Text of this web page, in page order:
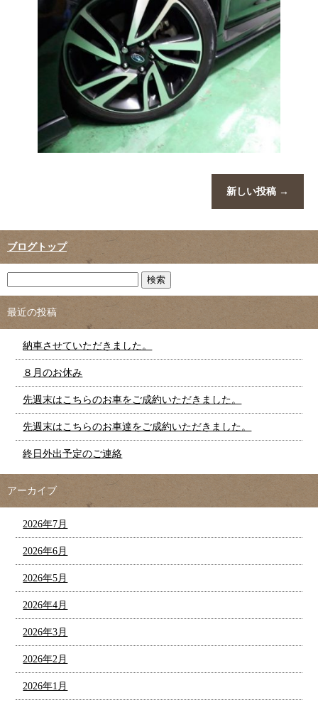
新しい投稿 →
ブログトップ
最近の投稿
納車させていただきました。
８月のお休み
先週末はこちらのお車をご成約いただきました。
先週末はこちらのお車達をご成約いただきました。
終日外出予定のご連絡
アーカイブ
2026年7月
2026年6月
2026年5月
2026年4月
2026年3月
2026年2月
2026年1月